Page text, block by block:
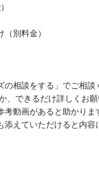
別料金）
相談をする」でご相談
できるだけ詳しくお願
動画があると助かりま
えていただけると内容